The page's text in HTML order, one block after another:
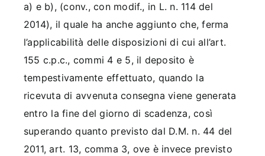
a) e b), (conv., con modif., in L. n. 114 del
2014), il quale ha anche aggiunto che, ferma
l’applicabilità delle disposizioni di cui all’art.
155 c.p.c., commi 4 e 5, il deposito è
tempestivamente effettuato, quando la
ricevuta di avvenuta consegna viene generata
entro la fine del giorno di scadenza, così
superando quanto previsto dal D.M. n. 44 del
2011, art. 13, comma 3, ove è invece previsto